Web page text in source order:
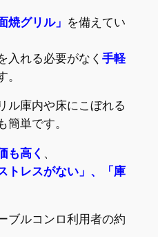
焼グリル」 を備えてい
入れる必要がなく 手軽
。
ル庫内や床にこぼれる
単です。
も高く 、
トレスがない」、「庫
ブルコンロ利用者の約